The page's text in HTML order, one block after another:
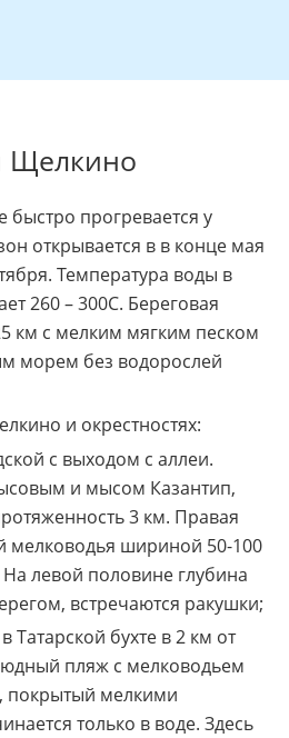
Щелкино
прогревается у
открывается в в конце мая
Температура воды в
260 – 300С. Береговая
км с мелким мягким песком
морем без водорослей
и окрестностях:
с выходом с аллеи.
и мысом Казантип,
3 км. Правая
мелководья шириной 50-100
левой половине глубина
встречаются ракушки;
Татарской бухте в 2 км от
пляж с мелководьем
покрытый мелкими
только в воде. Здесь